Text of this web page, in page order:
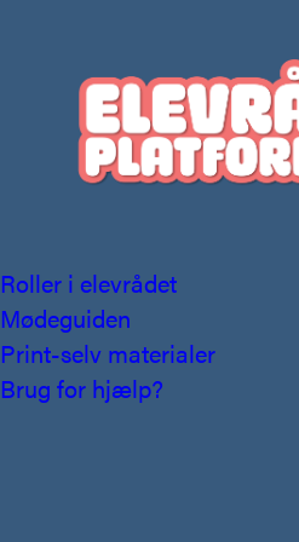
Roller i elevrådet
Mødeguiden
Print-selv materialer
Brug for hjælp?